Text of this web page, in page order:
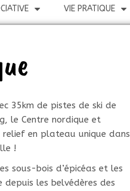
VIE PRATIQUE
35km de pistes de ski de
le Centre nordique et
en plateau unique dans
!
sous-bois d’épicéas et les
les belvédères des